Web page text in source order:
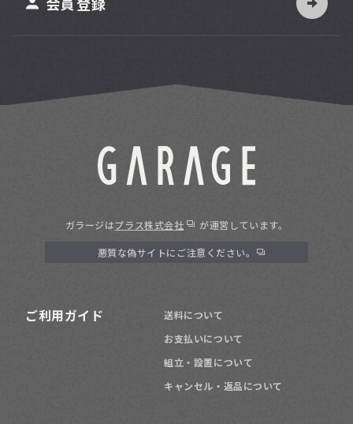
ガラージはプラス株式会社 が運営しています。
悪質な偽サイトにご注意ください。
ご利用ガイド
送料について
お支払いについて
組立・設置について
キャンセル・返品について